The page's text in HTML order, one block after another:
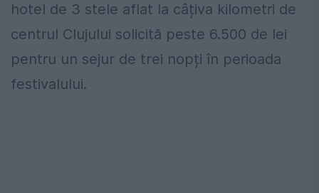
hotel de 3 stele aflat la câțiva kilometri de
centrul Clujului solicită peste 6.500 de lei
pentru un sejur de trei nopți în perioada
festivalului.